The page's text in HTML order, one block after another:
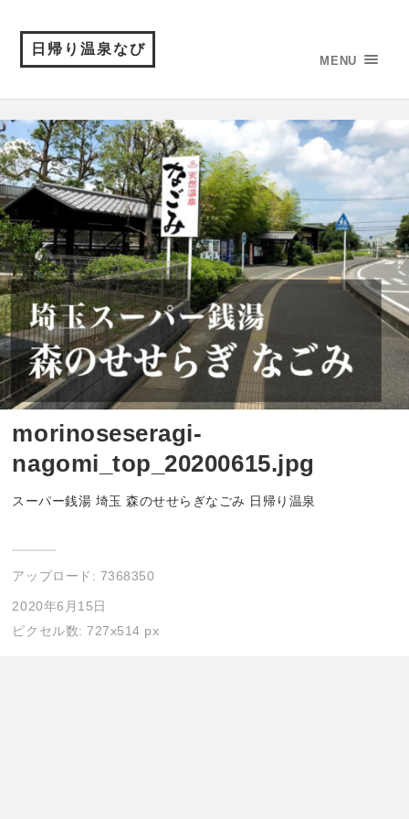
日帰り温泉なび
MENU
morinoseseragi-
nagomi_top_20200615.jpg
スーパー銭湯 埼玉 森のせせらぎなごみ 日帰り温泉
アップロード: 7368350
2020年6月15日
ピクセル数: 727x514 px